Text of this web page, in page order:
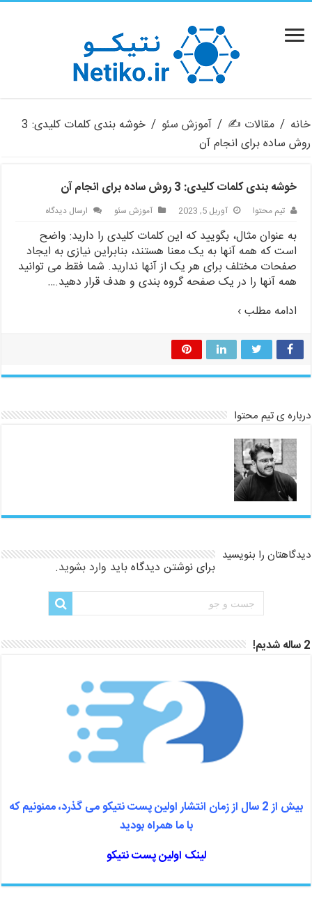
خانه / مقالات ✍️ / آموزش سئو /
خوشه بندی کلمات کلیدی: 3
روش ساده برای انجام آن
خوشه بندی کلمات کلیدی: 3 روش ساده برای انجام آن
تیم محتوا آوریل 5, 2023 آموزش سئو ارسال دیدگاه
به عنوان مثال، بگویید که این کلمات کلیدی را دارید: واضح
است که همه آنها به یک معنا هستند، بنابراین نیازی به ایجاد
صفحات مختلف برای هر یک از آنها ندارید. شما فقط می توانید
همه آنها را در یک صفحه گروه بندی و هدف قرار دهید.…
ادامه مطلب ›
درباره ی تیم محتوا
دیدگاهتان را بنویسید
برای نوشتن دیدگاه باید وارد بشوید.
2 ساله شدیم!
بیش از 2 سال از زمان انتشار اولین پست نتیکو می گذرد، ممنونیم که
با ما همراه بودید
لینک اولین پست نتیکو